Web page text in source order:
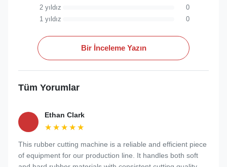
2 yıldız
0
1 yıldız
0
Bir İnceleme Yazın
Tüm Yorumlar
Ethan Clark
★★★★★
★★★★★
This rubber cutting machine is a reliable and efficient piece
of equipment for our production line. It handles both soft